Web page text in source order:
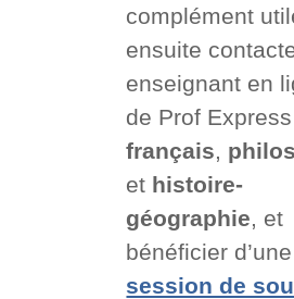
complément
ensuite
enseignant en
de Prof
français,
et histoire-
géographie, et
bénéficier d’une
session de